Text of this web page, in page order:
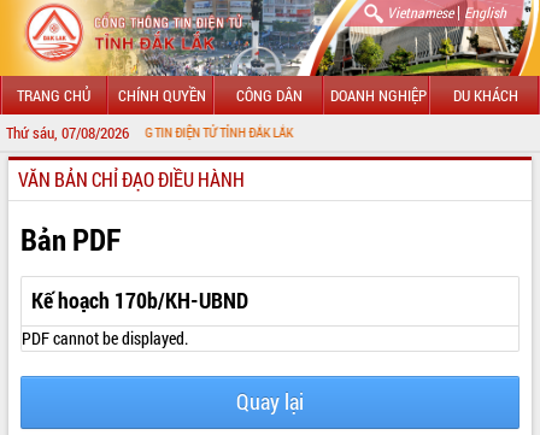
Vietnamese| English
TRANG CHỦ CHÍNH QUYỀN CÔNG DÂN DOANH NGHIỆP DU KHÁCH
Thứ sáu, 07/08/2026
CỔNG THÔNG TIN ĐIỆN TỬ TỈNH ĐẮK LẮK
GIỚI THIỆU
LÃNH ĐẠO UBND TỈNH
TIN TỨC SỰ KIỆN
SỞ, BAN, NGÀNH
UBND CÁC XÃ, PHƯỜNG
THÔNG TIN CHỈ ĐẠO ĐIỀU HÀNH
VĂN BẢN CHỈ ĐẠO ĐIỀU HÀNH
Bản PDF
Kế hoạch 170b/KH-UBND
PDF cannot be displayed.
Quay lại